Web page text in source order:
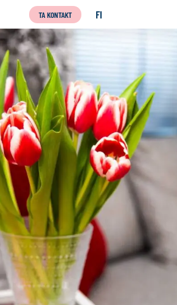
TA KONTAKT FI
SUOMI